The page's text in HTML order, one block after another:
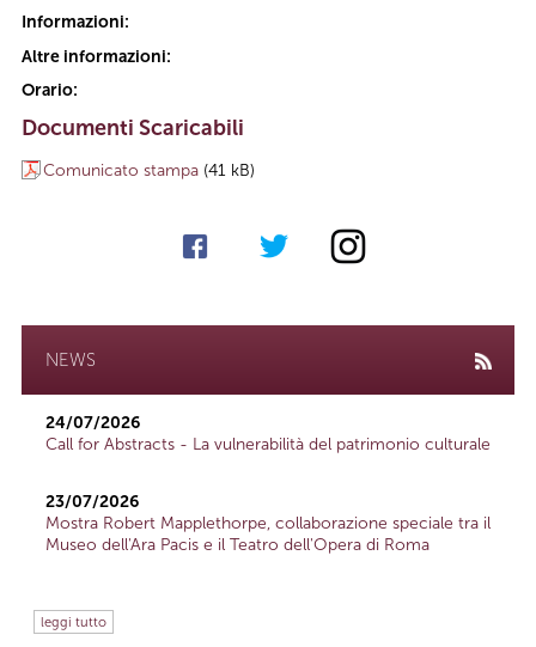
Informazioni:
Altre informazioni:
Orario:
Documenti Scaricabili
Comunicato stampa (41 kB)
NEWS
24/07/2026
Call for Abstracts - La vulnerabilità del patrimonio culturale
23/07/2026
Mostra Robert Mapplethorpe, collaborazione speciale tra il
Museo dell'Ara Pacis e il Teatro dell'Opera di Roma
leggi tutto